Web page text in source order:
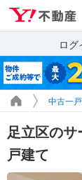
ログ
中古一
足立区の
戸建て